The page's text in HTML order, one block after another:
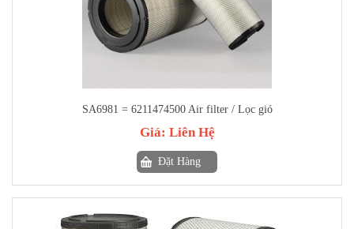
SA6981 = 6211474500 Air filter / Lọc gió
Giá: Liên Hệ
Đặt Hàng